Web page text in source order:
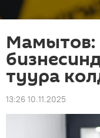
Мамытов:
туура
13:26 10.11.2025